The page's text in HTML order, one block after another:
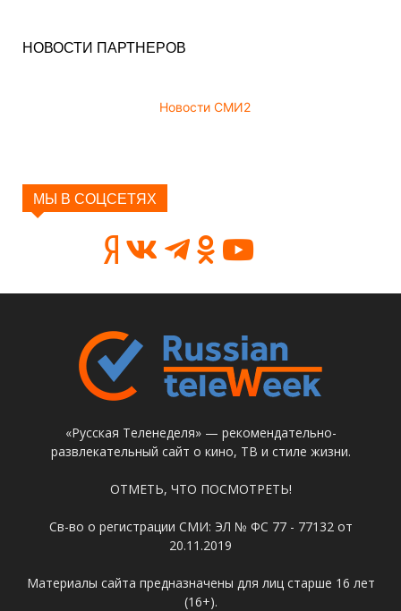
НОВОСТИ ПАРТНЕРОВ
Новости СМИ2
МЫ В СОЦСЕТЯХ
«Русская Теленеделя» — рекомендательно-
развлекательный сайт о кино, ТВ и стиле жизни.
ОТМЕТЬ, ЧТО ПОСМОТРЕТЬ!
Св-во о регистрации СМИ: ЭЛ № ФС 77 - 77132 от
20.11.2019
Материалы сайта предназначены для лиц старше 16 лет
(16+).